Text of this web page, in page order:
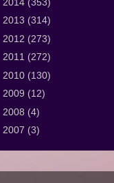
2013 (314)
2012 (273)
2011 (272)
2010 (130)
2009 (12)
2008 (4)
2007 (3)